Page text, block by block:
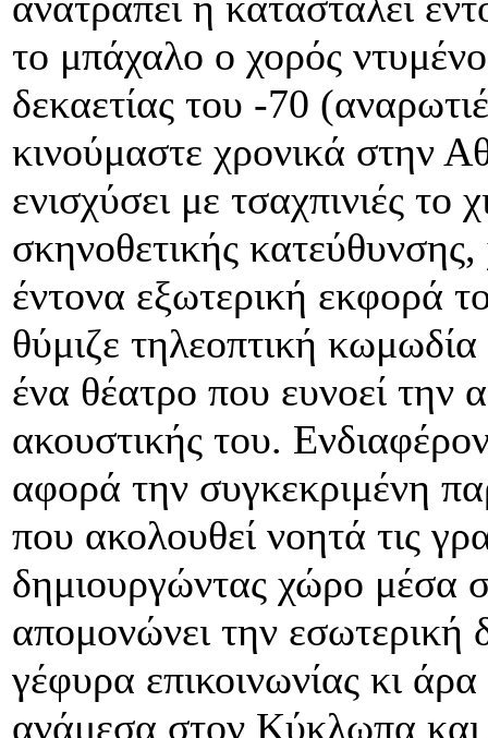
το μπάχαλο ο χορός
δεκαετίας του -70
κινούμαστε χρονικά στην
ενισχύσει με τσαχπινιές
σκηνοθετικής κατεύθυνσης,
έντονα εξωτερική εκφορά
θύμιζε τηλεοπτική
ένα θέατρο που ευνοεί την
ακουστικής του.
αφορά την συγκεκριμένη
που ακολουθεί νοητά τις
δημιουργώντας χώρο μέσα
απομονώνει την εσωτερική
γέφυρα επικοινωνίας κι
ανάμεσα στον Κύκλωπα